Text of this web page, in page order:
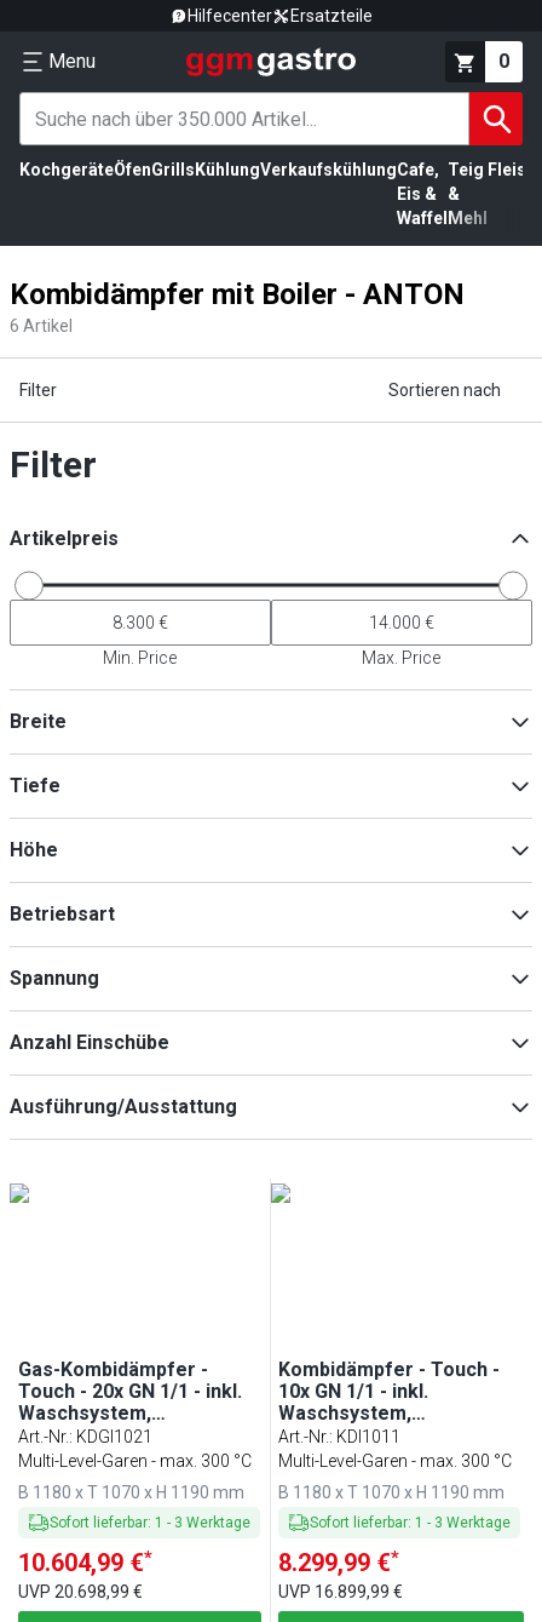
Hilfecenter Ersatzteile
Menu 0
KochgeräteÖfenGrills KühlungVerkaufskühlungCafe,
Eis &
Waffel
Teig
&
Mehl
Kombidämpfer mit Boiler - ANTON
6 Artikel
Filter Sortieren nach
Filter
Artikelpreis
Min. Price Max. Price
Breite
Tiefe
Höhe
Betriebsart
Gas(3)
Spannung
400V(3)
Anzahl Einschübe
20(2)
Ausführung/Ausstattung
Gas-Kombidämpfer -
Touch - 20x GN 1/1 - inkl.
Waschsystem,
Temperaturfühler, Boiler
& Innengestell
Art.-Nr.: KDGI1021
Multi-Level-Garen - max. 300 °C
B 1180 x T 1070 x H 1190 mm
Sofort lieferbar: 1 - 3 Werktage
10.604,99 €*
UVP 20.698,99 €
Kombidämpfer - Touch -
10x GN 1/1 - inkl.
Waschsystem,
Temperaturfühler, Boiler
& Innengestell
Art.-Nr.: KDI1011
Multi-Level-Garen - max. 300 °C
B 1180 x T 1070 x H 1190 mm
Sofort lieferbar: 1 - 3 Werktage
8.299,99 €*
UVP 16.899,99 €